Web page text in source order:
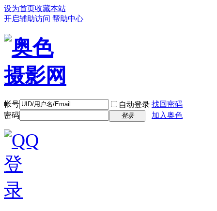
设为首页收藏本站
开启辅助访问 帮助中心
帐号 自动登录 找回密码
密码
登录 加入奥色